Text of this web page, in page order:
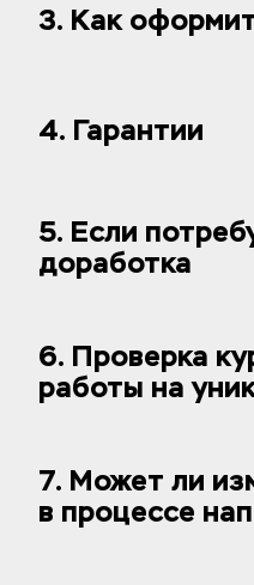
3. Как
4. Гарантии
5. Если
доработка
6. Проверка
работы на
7. Может ли
в процессе